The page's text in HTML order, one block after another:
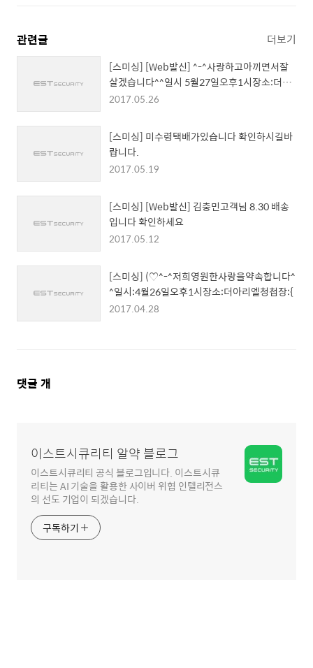
관련글 더보기
[스미싱] [Web발신] ^-^사랑하고아끼면서잘
살겠습니다^^일시 5월27일오후1시장소:더베
네치아청첩장
2017.05.26
[스미싱] 미수령택배가있습니다 확인하시길바
랍니다.
2017.05.19
[스미싱] [Web발신] 김충민고객님 8.30 배송
입니다 확인하세요
2017.05.12
[스미싱] (♡^-^저희영원한사랑을약속합니다^
^일시:4월26일오후1시장소:더아리엘청첩장:{
2017.04.28
댓
댓글 개
이스트시큐리티 알약 블로그
이스트시큐리티 공식 블로그입니다. 이스트시큐
리티는 AI 기술을 활용한 사이버 위협 인텔리전스
의 선도 기업이 되겠습니다.
구독하기